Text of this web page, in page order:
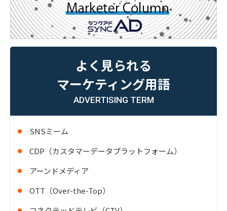
よく見られる
マーケティング用語
ADVERTISING TERM
SNSミーム
CDP（カスタマーデータプラットフォーム）
アーンドメディア
OTT（Over-the-Top）